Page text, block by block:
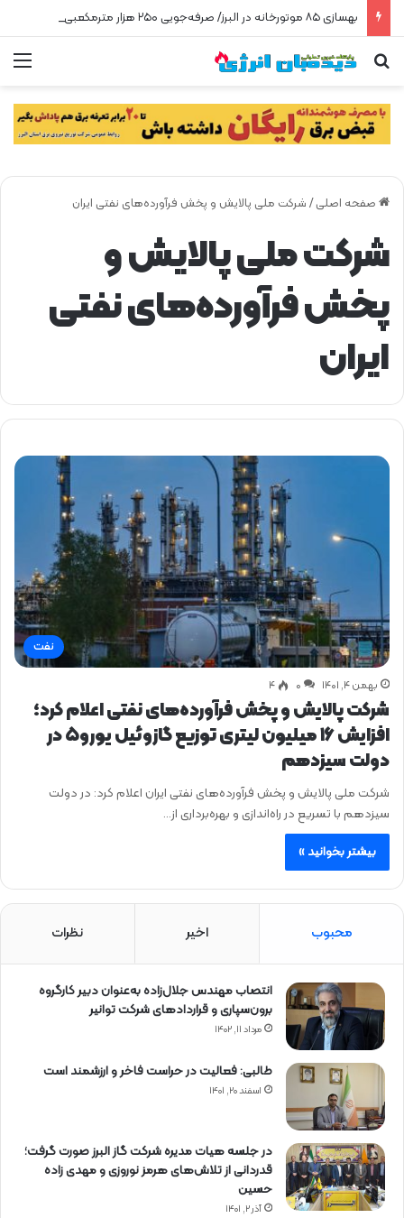
جستجو برای
صفحه اصلی / شرکت ملی پالایش و پخش فرآورده‌های نفتی ایران
شرکت ملی پالایش و
پخش فرآورده‌های نفتی
ایران
نفت
بهمن ۴, ۱۴۰۱ 0 ۴
شرکت پالایش و پخش فرآورده‌های نفتی اعلام کرد؛
افزایش ۱۶ میلیون لیتری توزیع گازوئیل یورو۵ در
دولت سیزدهم
شرکت ملی پالایش و پخش فرآورده‌های نفتی ایران اعلام کرد: در دولت
سیزدهم با تسریع در راه‌اندازی و بهره‌برداری از…
بیشتر بخوانید »
محبوب اخیر نظرات
انتصاب مهندس جلال‌زاده به‌عنوان دبیر كارگروه
برون‌سپاری و قراردادهای شركت توانیر
مرداد ۱۱, ۱۴۰۲
طالبی: فعالیت در حراست فاخر و ارزشمند است
اسفند ۲۰, ۱۴۰۱
در جلسه هیات مدیره شرکت گاز البرز صورت گرفت؛
قدردانی از تلاش‌های هرمز نوروزی و مهدی زاده
حسین
آذر ۲, ۱۴۰۱